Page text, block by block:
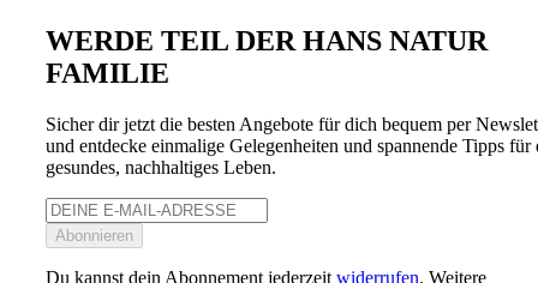
WERDE TEIL DER HANS NATUR
FAMILIE
Sicher dir jetzt die besten Angebote für dich bequem per
und entdecke einmalige Gelegenheiten und spannende Tipps für
gesundes, nachhaltiges Leben.
Abonnieren
Du kannst dein Abonnement jederzeit widerrufen. Weitere